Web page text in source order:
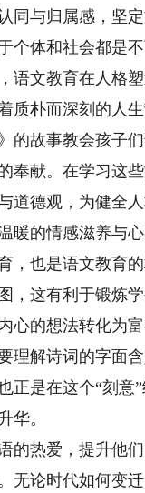
同与归属感，坚
个体和社会都是不
文教育在人格塑
质朴而深刻的人
的故事教会孩子
奉献。在学习这
道德观，为健全
暖的情感滋养与心
也是语文教育的
，这有利于锻炼
心的想法转化为
理解诗词的字面
正是在这个“刻意
华。
热爱，提升他们
无论时代如何变